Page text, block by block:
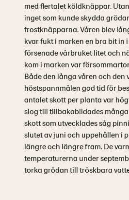
med flertalet köldknäppar.
inget som kunde skydda
frostknäpparna. Våren blev
kvar fukt i marken en bra bit in
försenade vårbruket litet och
kom i marken var
Både den långa våren och den
höstspannmålen god tid för
antalet skott per planta var
slog till tillbakabildades
skott som utvecklades såg
slutet av juni och uppehållen i
längre och längre fram. De
temperaturerna under
torka grödan till tröskbara